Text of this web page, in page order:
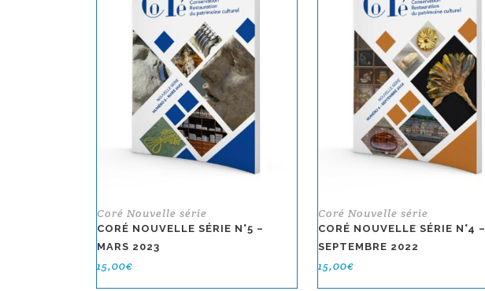
Coré Nouvelle série
CORÉ NOUVELLE SÉRIE N°5 –
MARS 2023
15,00€
Coré Nouvelle série
CORÉ NOUVELLE SÉRIE N°4 –
SEPTEMBRE 2022
15,00€